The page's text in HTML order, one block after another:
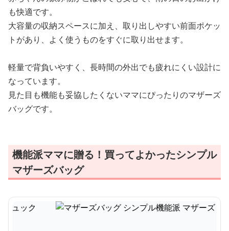
も快適です。
大容量の収納スペースに加え、取り出しやすい前面ポケッ
トがあり、よく使うものをすぐに取り出せます。
軽量で背負いやすく、長時間の外出でも疲れにくい設計に
なっています。
見た目も機能も妥協したくないママにぴったりのマザーズ
バッグです。
機能派ママに贈る！買ってよかったシンプル
マザーズバッグ